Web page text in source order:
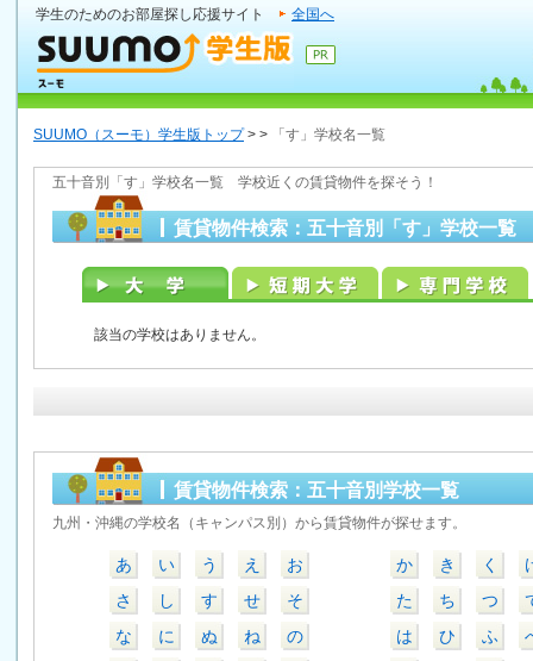
学生のためのお部屋探し応援サイト 全国へ
SUUMO（スーモ）学生版トップ> > 「す」学校名一覧
五十音別「す」学校名一覧 学校近くの賃貸物件を探そう！
賃貸物件検索：五十音別「す」学校一覧
該当の学校はありません。
賃貸物件検索：五十音別学校一覧
九州・沖縄の学校名（キャンパス別）から賃貸物件が探せます。
あ い う え
お
さ
し す せ
そ
な
に ぬ ね
の
か き く
た
ち つ
は
ひ ふ